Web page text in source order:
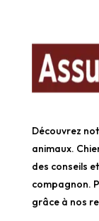
Découvrez
animaux.
des conseils
compagnon.
grâce à nos